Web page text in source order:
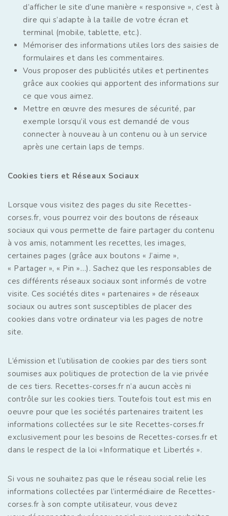
d’afficher le site d’une manière « responsive », c’est à
dire qui s’adapte à la taille de votre écran et
terminal (mobile, tablette, etc.).
Mémoriser des informations utiles lors des saisies de
formulaires et dans les commentaires.
Vous proposer des publicités utiles et pertinentes
grâce aux cookies qui apportent des informations sur
ce que vous aimez.
Mettre en œuvre des mesures de sécurité, par
exemple lorsqu’il vous est demandé de vous
connecter à nouveau à un contenu ou à un service
après une certain laps de temps.
Cookies tiers et Réseaux Sociaux
Lorsque vous visitez des pages du site Recettes-
corses.fr, vous pourrez voir des boutons de réseaux
sociaux qui vous permette de faire partager du contenu
à vos amis, notamment les recettes, les images,
certaines pages (grâce aux boutons « J’aime »,
« Partager », « Pin »…). Sachez que les responsables de
ces différents réseaux sociaux sont informés de votre
visite. Ces sociétés dites « partenaires » de réseaux
sociaux ou autres sont susceptibles de placer des
cookies dans votre ordinateur via les pages de notre
site.
L’émission et l’utilisation de cookies par des tiers sont
soumises aux politiques de protection de la vie privée
de ces tiers. Recettes-corses.fr n’a aucun accès ni
contrôle sur les cookies tiers. Toutefois tout est mis en
oeuvre pour que les sociétés partenaires traitent les
informations collectées sur le site Recettes-corses.fr
exclusivement pour les besoins de Recettes-corses.fr et
dans le respect de la loi «Informatique et Libertés ».
Si vous ne souhaitez pas que le réseau social relie les
informations collectées par l’intermédiaire de Recettes-
corses.fr à son compte utilisateur, vous devez